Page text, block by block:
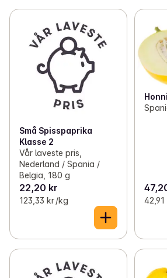
Små Spisspaprika
Klasse 2
Vår laveste pris,
Nederland / Spania /
Belgia, 180 g
22,20 kr
123,33 kr /kg